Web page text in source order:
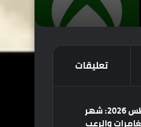
تعليقات
ألعاب أغسطس 2026: شهر
والرعب